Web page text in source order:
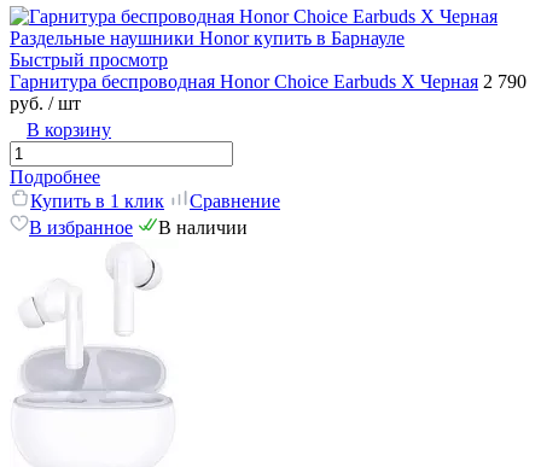
Быстрый просмотр
Гарнитура беспроводная Honor Choice Earbuds X Черная 2 790
руб. / шт
В корзину
Подробнее
Купить в 1 клик
Сравнение
В избранное
В наличии